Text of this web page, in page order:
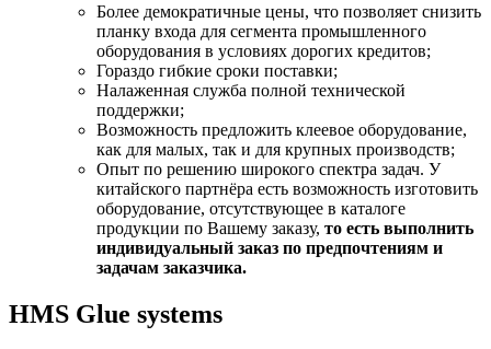
Более демократичные цены, что позволяет снизить
планку входа для сегмента промышленного
оборудования в условиях дорогих кредитов;
Гораздо гибкие сроки поставки;
Налаженная служба полной технической
поддержки;
Возможность предложить клеевое оборудование,
как для малых, так и для крупных производств;
Опыт по решению широкого спектра задач. У
китайского партнёра есть возможность изготовить
оборудование, отсутствующее в каталоге
продукции по Вашему заказу, то есть выполнить
индивидуальный заказ по предпочтениям и
задачам заказчика.
HMS Glue systems